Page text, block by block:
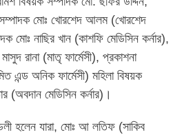
সম্পাদক মোঃ খোরশেদ আলম (খোরশেদ
মোঃ নাছির খান (কাশফি মেডিসিন কর্নার),
রানা (মাতৃ ফার্মেসী), প্রকাশনা
অনিক ফার্মেসী) মহিলা বিষয়ক
(অবদান মেডিসিন কর্নার)।
হলেন যারা, মোঃ আ লতিফ (সাকিব